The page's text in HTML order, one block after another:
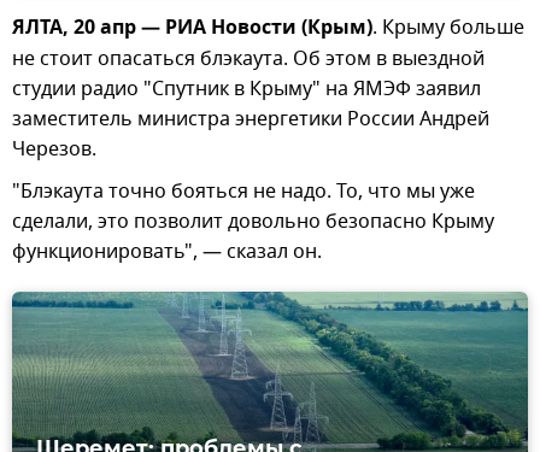
ЯЛТА, 20 апр — РИА Новости (Крым). Крыму больше
не стоит опасаться блэкаута. Об этом в выездной
студии радио "Спутник в Крыму" на ЯМЭФ заявил
заместитель министра энергетики России Андрей
Черезов.
"Блэкаута точно бояться не надо. То, что мы уже
сделали, это позволит довольно безопасно Крыму
функционировать", — сказал он.